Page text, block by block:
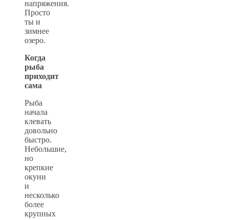
напряжения.
Просто
ты и
зимнее
озеро.
Когда
рыба
приходит
сама
Рыба
начала
клевать
довольно
быстро.
Небольшие,
но
крепкие
окуни
и
несколько
более
крупных